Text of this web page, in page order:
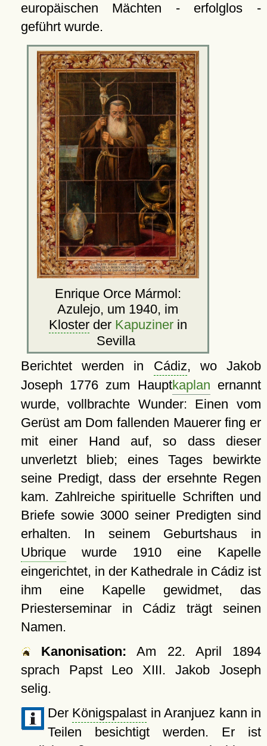
europäischen Mächten - erfolglos -
geführt wurde.
Enrique Orce Mármol:
Azulejo, um 1940, im
Klosterder Kapuzinerin
Sevilla
Berichtet werden in Cádiz, wo Jakob
Joseph 1776 zum Hauptkaplan ernannt
wurde, vollbrachte Wunder: Einen vom
Gerüst am Dom fallenden Mauerer fing er
mit einer Hand auf, so dass dieser
unverletzt blieb; eines Tages bewirkte
seine Predigt, dass der ersehnte Regen
kam. Zahlreiche spirituelle Schriften und
Briefe sowie 3000 seiner Predigten sind
erhalten. In seinem Geburtshaus in
Ubriquewurde 1910 eine Kapelle
eingerichtet, in der Kathedrale in Cádiz ist
ihm eine Kapelle gewidmet, das
Priesterseminar in Cádiz trägt seinen
Namen.
Kanonisation: Am 22. April 1894
sprach Papst Leo XIII. Jakob Joseph
selig.
Der Königspalast in Aranjuez kann in
Teilen besichtigt werden. Er ist